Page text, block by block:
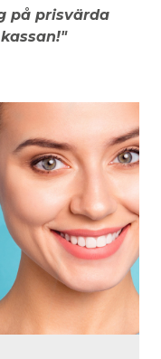
på prisvärda